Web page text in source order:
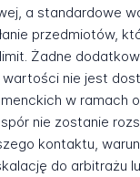
a standardowe
przedmiotów,
Żadne
nie jest
w ramach
nie zostanie
kontaktu,
do arbitrażu